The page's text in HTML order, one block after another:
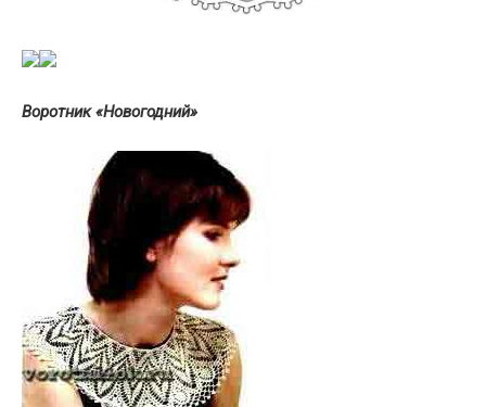
Воротник «Новогодний»